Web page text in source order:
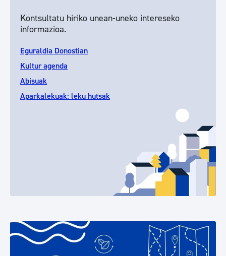
Kontsultatu hiriko unean-uneko intereseko
informazioa.
Eguraldia Donostian
Kultur agenda
Abisuak
Aparkalekuak: leku hutsak